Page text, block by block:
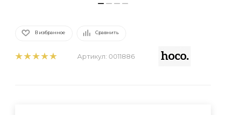
В избранное Сравнить
Артикул: 0011886